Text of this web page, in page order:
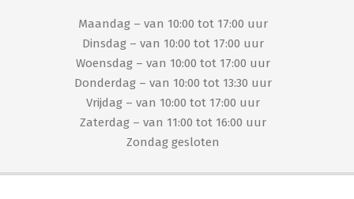
Maandag – van 10:00 tot 17:00 uur
Dinsdag – van 10:00 tot 17:00 uur
Woensdag – van 10:00 tot 17:00 uur
Donderdag – van 10:00 tot 13:30 uur
Vrijdag – van 10:00 tot 17:00 uur
Zaterdag – van 11:00 tot 16:00 uur
Zondag gesloten